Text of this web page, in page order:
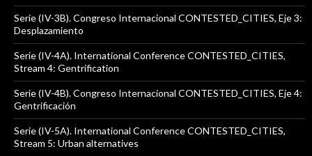
Serie (IV-3B). Congreso Internacional CONTESTED_CITIES, Eje 3:
Desplazamiento
Serie (IV-4A). International Conference CONTESTED_CITIES,
Stream 4: Gentrification
Serie (IV-4B). Congreso Internacional CONTESTED_CITIES, Eje 4:
Gentrificación
Serie (IV-5A). International Conference CONTESTED_CITIES,
Stream 5: Urban alternatives